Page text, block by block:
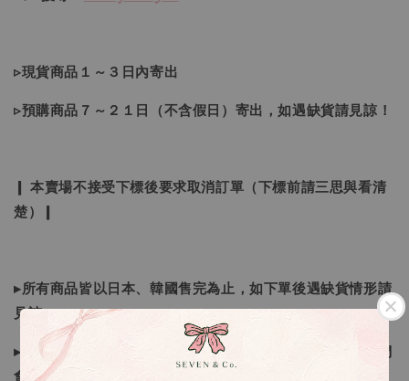
▹現貨商品１～３日內寄出
▹預購商品７～２１日（不含假日）寄出，如遇缺貨請見諒！
❙ 本賣場不接受下標後要求取消訂單（下標前請三思與看清
楚）❙
▸所有商品皆以日本、韓國售完為止，如下單後遇缺貨情形請
見諒
▸因日本商品貨況和價格是浮動的，若遇到缺貨或者調價我們
會視情況等待下單，若您想要知道即時貨況還請主動聯繫後